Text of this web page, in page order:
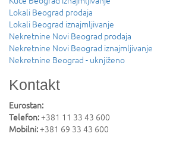
Lokali Beograd prodaja
Lokali Beograd iznajmljivanje
Nekretnine Novi Beograd prodaja
Nekretnine Novi Beograd iznajmljivanje
Nekretnine Beograd - uknjiženo
Kontakt
Eurostan:
Telefon:+381 11 33 43 600
Mobilni:+381 69 33 43 600